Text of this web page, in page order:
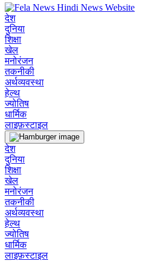
देश
दुनिया
शिक्षा
खेल
मनोरंजन
तकनीकी
अर्थव्यवस्था
हेल्थ
ज्योतिष
धार्मिक
लाइफ़स्टाइल
देश
दुनिया
शिक्षा
खेल
मनोरंजन
तकनीकी
अर्थव्यवस्था
हेल्थ
ज्योतिष
धार्मिक
लाइफ़स्टाइल